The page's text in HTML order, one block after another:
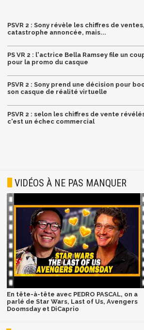
PSVR 2 : Sony révèle les chiffres de
catastrophe annoncée, mais...
PS VR 2 : l'actrice Bella Ramsey file un
pour la promo du casque
PSVR 2 : Sony prend une décision pour
son casque de réalité virtuelle
PSVR 2 : selon les chiffres de vente
c'est un échec commercial
VIDÉOS À NE PAS MANQUER
En tête-à-tête avec PEDRO PASCAL, on a
parlé de Star Wars, Last of Us, Avengers
Doomsday et DiCaprio